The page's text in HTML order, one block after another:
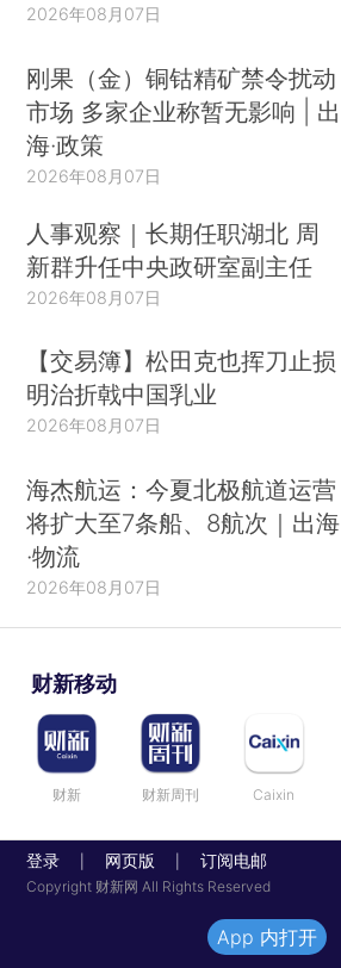
2026年08月07日
刚果（金）铜钴精矿禁令扰动
市场 多家企业称暂无影响 | 出
海·政策
2026年08月07日
人事观察｜长期任职湖北 周
新群升任中央政研室副主任
2026年08月07日
【交易簿】松田克也挥刀止损
明治折戟中国乳业
2026年08月07日
海杰航运：今夏北极航道运营
将扩大至7条船、8航次｜出海
·物流
2026年08月07日
财新移动
财新 财新周刊 Caixin
登录 网页版 订阅电邮
Copyright 财新网 All Rights Reserved
App 内打开